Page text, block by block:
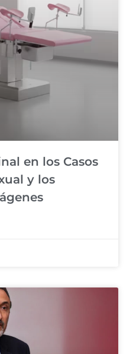
en los Casos
y los